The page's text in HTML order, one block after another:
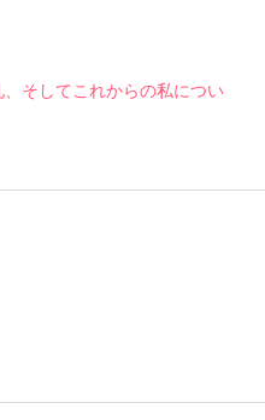
そしてこれからの私につい